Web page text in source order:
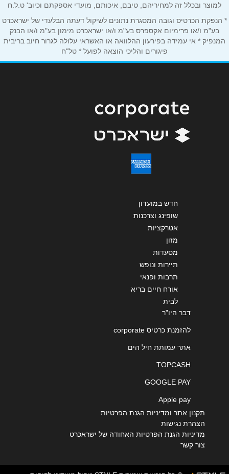
אנא חזרו אלי בקשר ל...
שליחה
ניסים אלוני 10, מתחם G צמרת ניסים אלוני 10
למוצר ובכלל זה למחיריהם, טיבם, איכותם, מועדי אספקתם וכיוב' ט.ל.ח
* הנפקת הכרטיס וגובה המסגרת נתונים לשיקול דעתה הבלעדי של ישראכרט
בע"מ ו/או פרימיום אקספרס בע"מ ו/או ישראכרט מימון בע"מ ו/או הבנק
המנפיק * אי עמידה בפירעון ההלוואה או האשראי עלולה לגרור חיוב בריבית
פיגורים והליכי הוצאה לפועל * טל"ח
חדש במועדון
שופינג וצרכנות
אטרקציות
מזון
מסעדות
תיירות ונופש
תרבות ופנאי
אורח חיים בריא
לבית
דבר היו"ר
להזמנת כרטיס corporate
אתר עמותת חיל הים
TOPCASH
GOOGLE PAY
Apple pay
תקנון אתר ומדיניות הגנת הפרטיות
הצהרת נגישות
מדיניות הגנת הפרטיות האחודה של ישראכרט
צור קשר